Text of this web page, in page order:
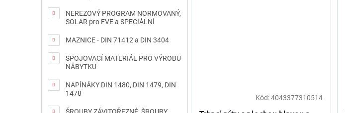
NEREZOVÝ PROGRAM NORMOVANÝ,
SOLAR pro FVE a SPECIÁLNÍ
MAZNICE - DIN 71412 a DIN 3404
SPOJOVACÍ MATERIÁL PRO VÝROBU
NÁBYTKU
NAPÍNÁKY DIN 1480, DIN 1479, DIN
1478
Kód:4043377310514